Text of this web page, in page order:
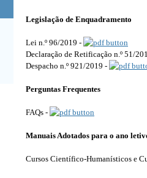
Legislação de Enquadramento
Lei n.º 96/2019 -
Declaração de Retificação n.º 51/
Despacho n.º 921/2019 -
Perguntas Frequentes
FAQs -
Manuais Adotados para o ano
Cursos Científico-Humanísticos e